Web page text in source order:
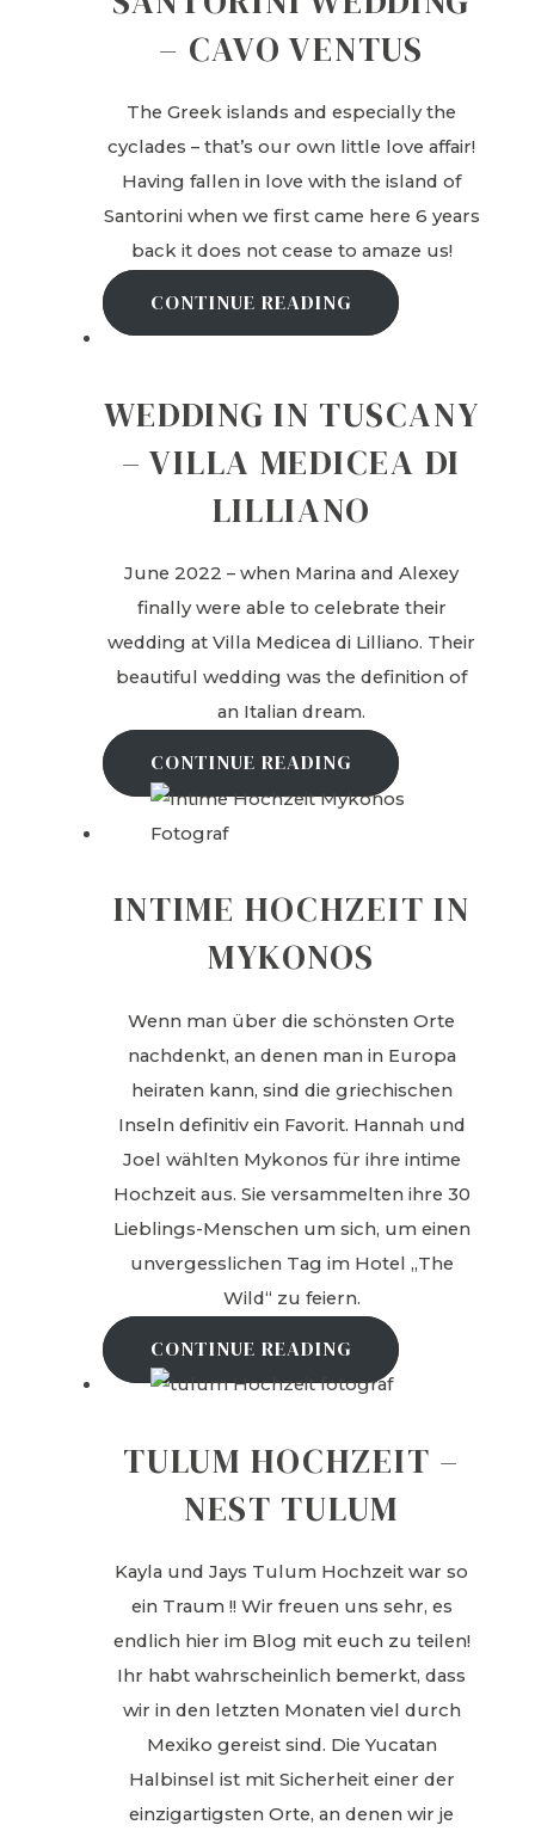
– CAVO VENTUS
The Greek islands and especially the
cyclades – that’s our own little love affair!
Having fallen in love with the island of
Santorini when we first came here 6 years
back it does not cease to amaze us!
CONTINUE READING
WEDDING IN TUSCANY
– VILLA MEDICEA DI
LILLIANO
June 2022 – when Marina and Alexey
finally were able to celebrate their
wedding at Villa Medicea di Lilliano. Their
beautiful wedding was the definition of
an Italian dream.
CONTINUE READING
INTIME HOCHZEIT IN
MYKONOS
Wenn man über die schönsten Orte
nachdenkt, an denen man in Europa
heiraten kann, sind die griechischen
Inseln definitiv ein Favorit. Hannah und
Joel wählten Mykonos für ihre intime
Hochzeit aus. Sie versammelten ihre 30
Lieblings-Menschen um sich, um einen
unvergesslichen Tag im Hotel „The
Wild“ zu feiern.
CONTINUE READING
TULUM HOCHZEIT –
NEST TULUM
Kayla und Jays Tulum Hochzeit war so
ein Traum !! Wir freuen uns sehr, es
endlich hier im Blog mit euch zu teilen!
Ihr habt wahrscheinlich bemerkt, dass
wir in den letzten Monaten viel durch
Mexiko gereist sind. Die Yucatan
Halbinsel ist mit Sicherheit einer der
einzigartigsten Orte, an denen wir je